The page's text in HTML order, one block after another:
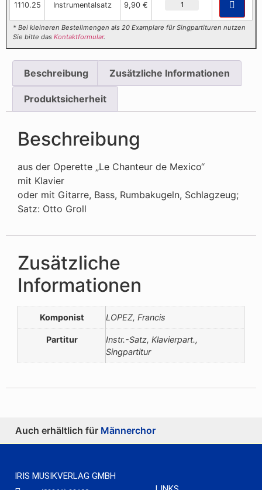
1110.25 Instrumentalsatz 9,90 €
* Bei kleineren Bestellmengen als 20 Examplare für Singpartituren nutzen
Sie bitte dasKontaktformular.
Beschreibung Zusätzliche Informationen
Produktsicherheit
Beschreibung
aus der Operette „Le Chanteur de Mexico“
mit Klavier
oder mit Gitarre, Bass, Rumbakugeln, Schlagzeug;
Satz: Otto Groll
Zusätzliche
Informationen
Komponist LOPEZ, Francis
Partitur
Instr.-Satz, Klavierpart.,
Singpartitur
Auch erhältlich für Männerchor
IRIS MUSIKVERLAG GMBH